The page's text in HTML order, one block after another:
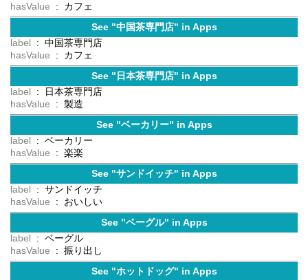
hasValue
: カフェ
See "中国茶専門店" in Apps
label
: 中国茶専門店
hasValue
: カフェ
See "日本茶専門店" in Apps
label
: 日本茶専門店
hasValue
: 製造
See "ベーカリー" in Apps
label
: ベーカリー
hasValue
: 楽楽
See "サンドイッチ" in Apps
label
: サンドイッチ
hasValue
: おいしい
See "ベーグル" in Apps
label
: ベーグル
hasValue
: 振り出し
See "ホットドッグ" in Apps